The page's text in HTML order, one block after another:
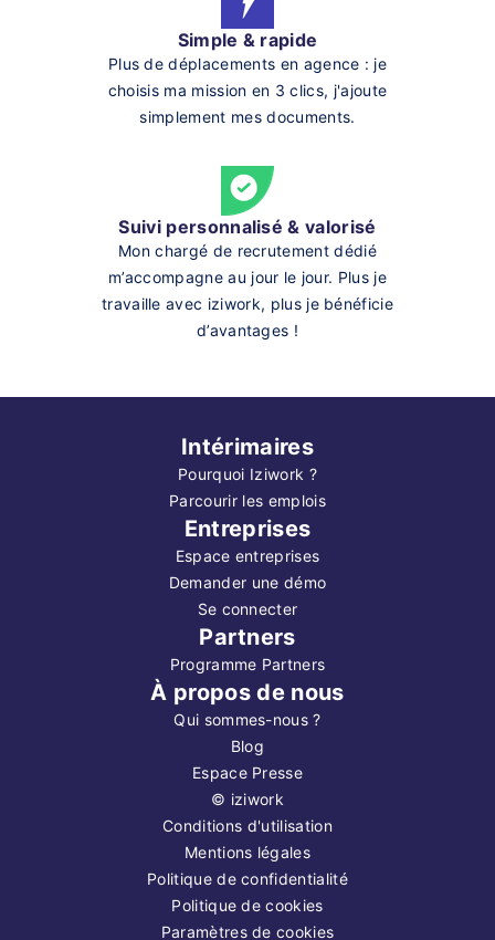
Simple & rapide
Plus de déplacements en agence : je
choisis ma mission en 3 clics, j'ajoute
simplement mes documents.
Suivi personnalisé & valorisé
Mon chargé de recrutement dédié
m’accompagne au jour le jour. Plus je
travaille avec iziwork, plus je bénéficie
d’avantages !
Intérimaires
Pourquoi Iziwork ?
Parcourir les emplois
Entreprises
Espace entreprises
Demander une démo
Se connecter
Partners
Programme Partners
À propos de nous
Qui sommes-nous ?
Blog
Espace Presse
© iziwork
Conditions d'utilisation
Mentions légales
Politique de confidentialité
Politique de cookies
Paramètres de cookies